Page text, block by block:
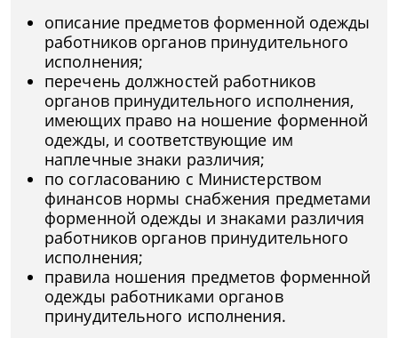
описание предметов форменной одежды
работников органов принудительного
исполнения;
перечень должностей работников
органов принудительного исполнения,
имеющих право на ношение форменной
одежды, и соответствующие им
наплечные знаки различия;
по согласованию с Министерством
финансов нормы снабжения предметами
форменной одежды и знаками различия
работников органов принудительного
исполнения;
правила ношения предметов форменной
одежды работниками органов
принудительного исполнения.